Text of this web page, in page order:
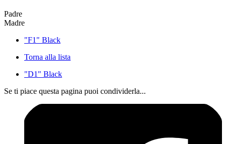
Padre
Madre
"F1" Black
Torna alla lista
"D1" Black
Se ti piace questa pagina puoi condividerla...